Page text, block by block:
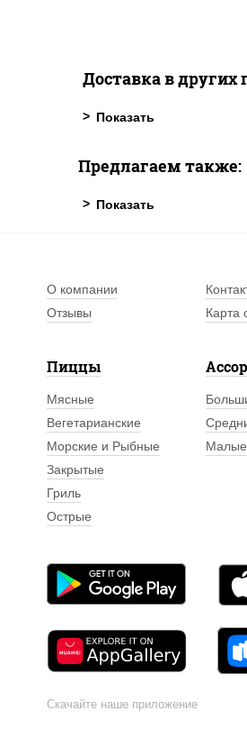
Доставка в других
Предлагаем также:
О компании
Отзывы
Карта
Пиццы
Мясные
Вегетарианские
Морские и Рыбные
Закрытые
Гриль
Острые
Малые
Скачайте наше приложение